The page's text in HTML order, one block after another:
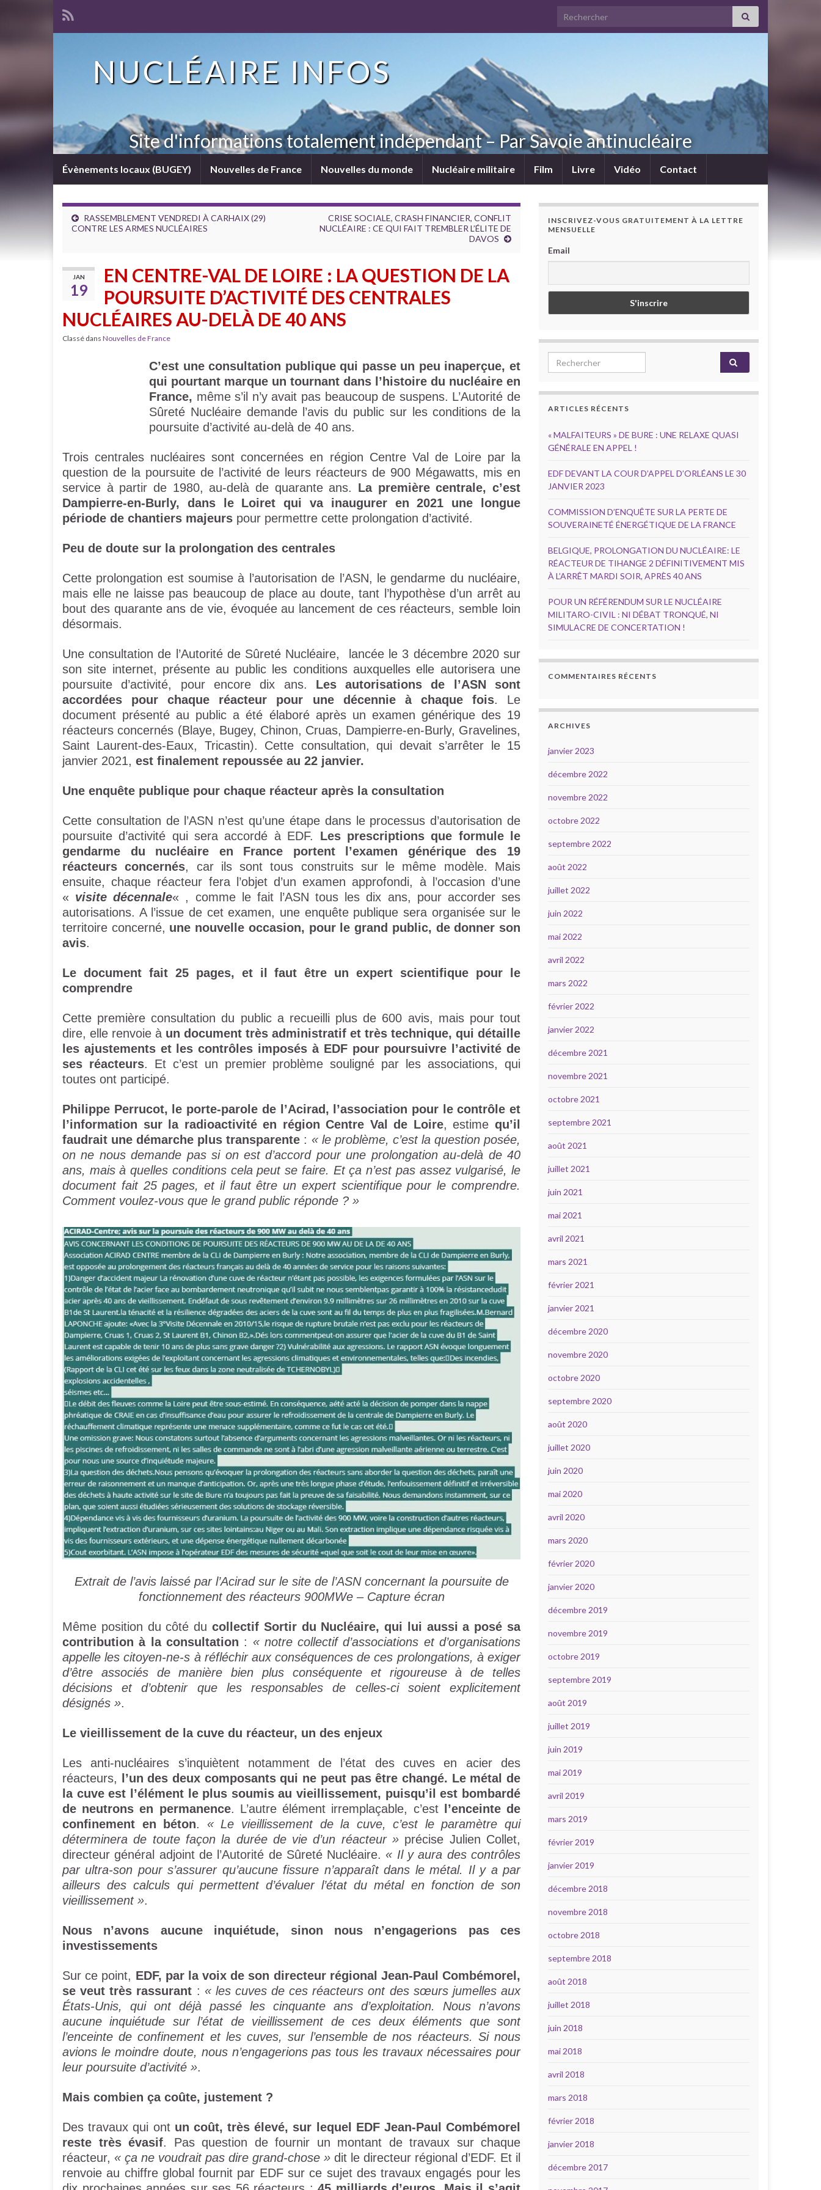
Search for:
NUCLÉAIRE INFOS
Site d'informations totalement indépendant – Par Savoie antinucléaire
Évènements locaux (BUGEY) Nouvelles de France Nouvelles du monde Nucléaire militaire Film Livre Vidéo Contact
RASSEMBLEMENT VENDREDI À CARHAIX (29)
CONTRE LES ARMES NUCLÉAIRES
CRISE SOCIALE, CRASH FINANCIER, CONFLIT
NUCLÉAIRE : CE QUI FAIT TREMBLER L’ÉLITE DE
DAVOS
JAN
19
EN CENTRE-VAL DE LOIRE : LA QUESTION DE LA
POURSUITE D’ACTIVITÉ DES CENTRALES
NUCLÉAIRES AU-DELÀ DE 40 ANS
Classé dans Nouvelles de France
C’est une consultation publique qui passe un peu inaperçue, et
qui pourtant marque un tournant dans l’histoire du nucléaire en
France, même s’il n’y avait pas beaucoup de suspens. L’Autorité de
Sûreté Nucléaire demande l’avis du public sur les conditions de la
poursuite d’activité au-delà de 40 ans.
Trois centrales nucléaires sont concernées en région Centre Val de Loire par la
question de la poursuite de l’activité de leurs réacteurs de 900 Mégawatts, mis en
service à partir de 1980, au-delà de quarante ans. La première centrale, c’est
Dampierre-en-Burly, dans le Loiret qui va inaugurer en 2021 une longue
période de chantiers majeurs pour permettre cette prolongation d’activité.
Peu de doute sur la prolongation des centrales
Cette prolongation est soumise à l’autorisation de l’ASN, le gendarme du nucléaire,
mais elle ne laisse pas beaucoup de place au doute, tant l’hypothèse d’un arrêt au
bout des quarante ans de vie, évoquée au lancement de ces réacteurs, semble loin
désormais.
Une consultation de l’Autorité de Sûreté Nucléaire, lancée le 3 décembre 2020 sur
son site internet, présente au public les conditions auxquelles elle autorisera une
poursuite d’activité, pour encore dix ans. Les autorisations de l’ASN sont
accordées pour chaque réacteur pour une décennie à chaque fois. Le
document présenté au public a été élaboré après un examen générique des 19
réacteurs concernés (Blaye, Bugey, Chinon, Cruas, Dampierre-en-Burly, Gravelines,
Saint Laurent-des-Eaux, Tricastin). Cette consultation, qui devait s’arrêter le 15
janvier 2021, est finalement repoussée au 22 janvier.
Une enquête publique pour chaque réacteur après la consultation
Cette consultation de l’ASN n’est qu’une étape dans le processus d’autorisation de
poursuite d’activité qui sera accordé à EDF. Les prescriptions que formule le
gendarme du nucléaire en France portent l’examen générique des 19
réacteurs concernés, car ils sont tous construits sur le même modèle. Mais
ensuite, chaque réacteur fera l’objet d’un examen approfondi, à l’occasion d’une
« visite décennale« , comme le fait l’ASN tous les dix ans, pour accorder ses
autorisations. A l’issue de cet examen, une enquête publique sera organisée sur le
territoire concerné, une nouvelle occasion, pour le grand public, de donner son
avis.
Le document fait 25 pages, et il faut être un expert scientifique pour le
comprendre
Cette première consultation du public a recueilli plus de 600 avis, mais pour tout
dire, elle renvoie à un document très administratif et très technique, qui détaille
les ajustements et les contrôles imposés à EDF pour poursuivre l’activité de
ses réacteurs. Et c’est un premier problème souligné par les associations, qui
toutes ont participé.
Philippe Perrucot, le porte-parole de l’Acirad, l’association pour le contrôle et
l’information sur la radioactivité en région Centre Val de Loire, estimequ’il
faudrait une démarche plus transparente : « le problème, c’est la question posée,
on ne nous demande pas si on est d’accord pour une prolongation au-delà de 40
ans, mais à quelles conditions cela peut se faire. Et ça n’est pas assez vulgarisé, le
document fait 25 pages, et il faut être un expert scientifique pour le comprendre.
Comment voulez-vous que le grand public réponde ? »
Extrait de l’avis laissé par l’Acirad sur le site de l’ASN concernant la poursuite de
fonctionnement des réacteurs 900MWe – Capture écran
Même position du côté du collectif Sortir du Nucléaire, qui lui aussi a posé sa
contribution à la consultation : « notre collectif d’associations et d’organisations
appelle les citoyen-ne-s à réfléchir aux conséquences de ces prolongations, à exiger
d’être associés de manière bien plus conséquente et rigoureuse à de telles
décisions et d’obtenir que les responsables de celles-ci soient explicitement
désignés ».
Le vieillissement de la cuve du réacteur, un des enjeux
Les anti-nucléaires s’inquiètent notamment de l’état des cuves en acier des
réacteurs, l’un des deux composants qui ne peut pas être changé. Le métal de
la cuve est l’élément le plus soumis au vieillissement, puisqu’il est bombardé
de neutrons en permanence. L’autre élément irremplaçable, c’est l’enceinte de
confinement en béton. « Le vieillissement de la cuve, c’est le paramètre qui
déterminera de toute façon la durée de vie d’un réacteur » précise Julien Collet,
directeur général adjoint de l’Autorité de Sûreté Nucléaire. « Il y aura des contrôles
par ultra-son pour s’assurer qu’aucune fissure n’apparaît dans le métal. Il y a par
ailleurs des calculs qui permettent d’évaluer l’état du métal en fonction de son
vieillissement ».
Nous n’avons aucune inquiétude, sinon nous n’engagerions pas ces
investissements
Sur ce point, EDF, par la voix de son directeur régional Jean-Paul Combémorel,
se veut très rassurant : « les cuves de ces réacteurs ont des sœurs jumelles aux
États-Unis, qui ont déjà passé les cinquante ans d’exploitation. Nous n’avons
aucune inquiétude sur l’état de vieillissement de ces deux éléments que sont
l’enceinte de confinement et les cuves, sur l’ensemble de nos réacteurs. Si nous
avions le moindre doute, nous n’engagerions pas tous les travaux nécessaires pour
leur poursuite d’activité ».
Mais combien ça coûte, justement ?
Des travaux qui ont un coût, très élevé, sur lequel EDF Jean-Paul Combémorel
reste très évasif. Pas question de fournir un montant de travaux sur chaque
réacteur, « ça ne voudrait pas dire grand-chose » dit le directeur régional d’EDF. Et il
renvoie au chiffre global fournit par EDF sur ce sujet des travaux engagés pour les
INSCRIVEZ-VOUS GRATUITEMENT À LA LETTRE
MENSUELLE
Email
Search for:
ARTICLES RÉCENTS
« MALFAITEURS » DE BURE : UNE RELAXE QUASI
GÉNÉRALE EN APPEL !
EDF DEVANT LA COUR D’APPEL D’ORLÉANS LE 30
JANVIER 2023
COMMISSION D’ENQUÊTE SUR LA PERTE DE
SOUVERAINETÉ ÉNERGÉTIQUE DE LA FRANCE
BELGIQUE, PROLONGATION DU NUCLÉAIRE: LE
RÉACTEUR DE TIHANGE 2 DÉFINITIVEMENT MIS
À L’ARRÊT MARDI SOIR, APRÈS 40 ANS
POUR UN RÉFÉRENDUM SUR LE NUCLÉAIRE
MILITARO-CIVIL : NI DÉBAT TRONQUÉ, NI
SIMULACRE DE CONCERTATION !
COMMENTAIRES RÉCENTS
ARCHIVES
janvier 2023
décembre 2022
novembre 2022
octobre 2022
septembre 2022
août 2022
juillet 2022
juin 2022
mai 2022
avril 2022
mars 2022
février 2022
janvier 2022
décembre 2021
novembre 2021
octobre 2021
septembre 2021
août 2021
juillet 2021
juin 2021
mai 2021
avril 2021
mars 2021
février 2021
janvier 2021
décembre 2020
novembre 2020
octobre 2020
septembre 2020
août 2020
juillet 2020
juin 2020
mai 2020
avril 2020
mars 2020
février 2020
janvier 2020
décembre 2019
novembre 2019
octobre 2019
septembre 2019
août 2019
juillet 2019
juin 2019
mai 2019
avril 2019
mars 2019
février 2019
janvier 2019
décembre 2018
novembre 2018
octobre 2018
septembre 2018
août 2018
juillet 2018
juin 2018
mai 2018
avril 2018
mars 2018
février 2018
janvier 2018
décembre 2017